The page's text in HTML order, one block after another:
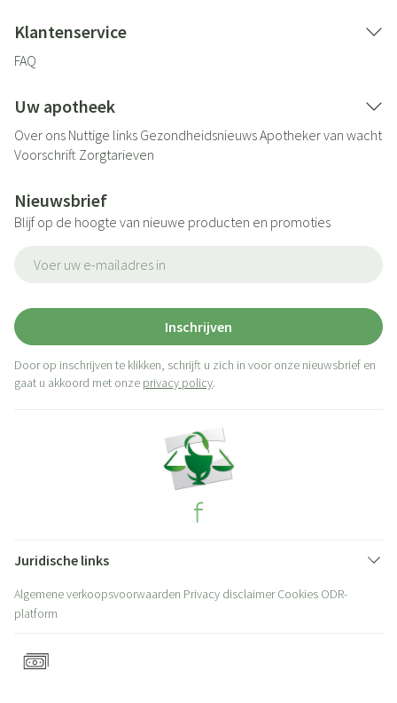
Klantenservice
FAQ
Uw apotheek
Over ons Nuttige links GezondheidsnieuwsApotheker van wacht
Voorschrift Zorgtarieven
Nieuwsbrief
Blijf op de hoogte van nieuwe producten en promoties
Inschrijven
Door op inschrijven te klikken, schrijft u zich in voor onze nieuwsbrief en
gaat u akkoord met onze privacy policy.
Juridische links
Algemene verkoopsvoorwaarden Privacy disclaimer Cookies ODR-
platform